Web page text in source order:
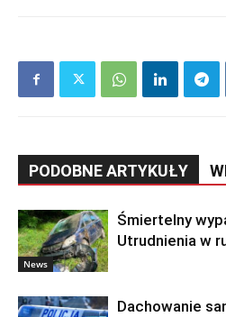
PODOBNE ARTYKUŁY
News
Śmiertelny
Utrudnienia w
Dachowanie